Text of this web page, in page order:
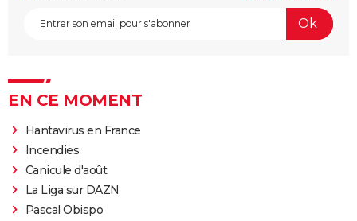
EN CE MOMENT
Hantavirus en France
Incendies
Canicule d'août
La Liga sur DAZN
Pascal Obispo